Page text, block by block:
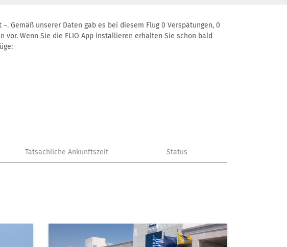
Gemäß unserer Daten gab es bei diesem Flug 0 Verspätungen, 0
Wenn Sie die FLIO App installieren erhalten Sie schon bald
Tatsächliche Ankunftszeit Status